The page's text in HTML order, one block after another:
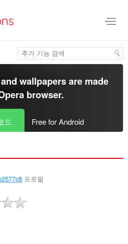
wallpapers are made
browser.
드 Free for Android
프로필